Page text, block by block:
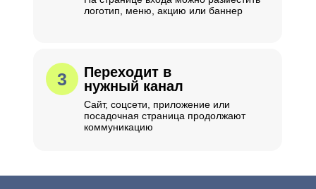
логотип, меню, акцию или баннер
3
Переходит в
нужный канал
Сайт, соцсети, приложение или
посадочная страница продолжают
коммуникацию